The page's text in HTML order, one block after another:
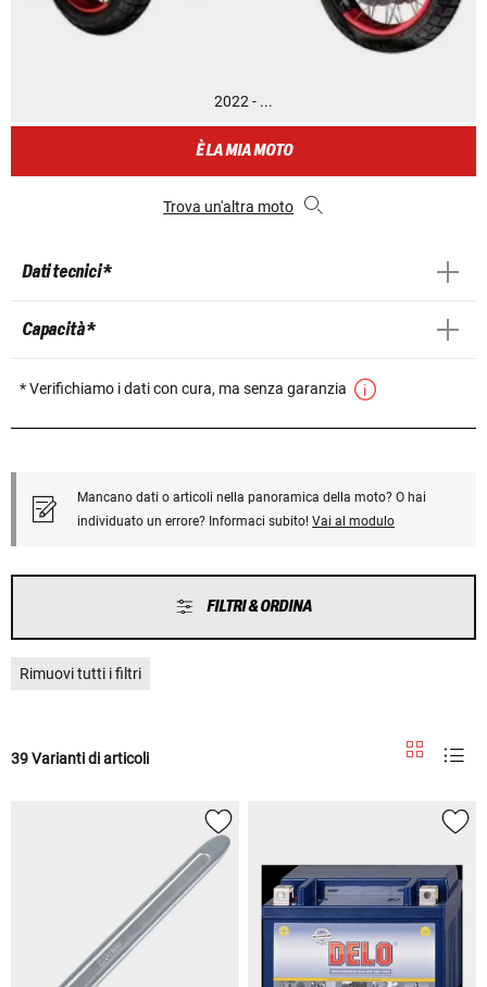
2022 - ...
È LA MIA MOTO
Trova un'altra moto
Dati tecnici *
Capacità *
* Verifichiamo i dati con cura, ma senza garanzia
Mancano dati o articoli nella panoramica della moto? O hai
individuato un errore? Informaci subito! Vai al modulo
FILTRI & ORDINA
Rimuovi tutti i filtri
39 Varianti di articoli